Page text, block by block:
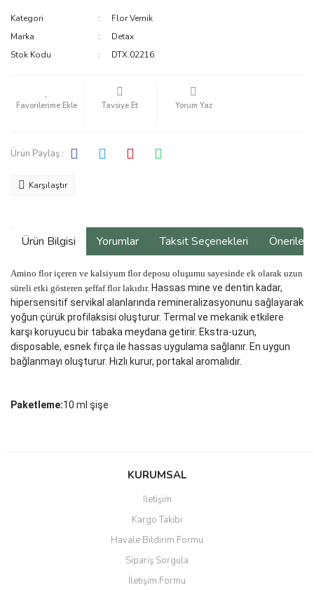
Kategori
Flor Vernik
Marka
Detax
Stok Kodu
DTX.02216
Tavsiye Et Yorum Yaz
Ürün Paylaş :
Karşılaştır
Ürün Bilgisi Yorumlar Taksit Seçenekleri
Amino flor içeren ve kalsiyum flor deposu oluşumu sayesinde ek olarak uzun
süreli etki gösteren şeffaf flor lakıdır. Hassas mine ve dentin kadar,
hipersensitif servikal alanlarında remineralizasyonunu sağlayarak
yoğun çürük profilaksisi oluşturur. Termal ve mekanik etkilere
karşı koruyucu bir tabaka meydana getirir. Ekstra-uzun,
disposable, esnek fırça ile hassas uygulama sağlanır. En uygun
bağlanmayı oluşturur. Hızlı kurur, portakal aromalıdır.
Paketleme:10 ml şişe
Bu ürüne ilk yorumu siz yapın!
Ürün resmi kalitesiz, bozuk veya görüntülenemiyor.
Ürün açıklamasında eksik bilgiler bulunuyor.
Ürün bilgilerinde hatalar bulunuyor.
Ürün fiyatı diğer sitelerden daha pahalı.
KURUMSAL
İletişim
Kargo Takibi
Havale Bildirim Formu
Sipariş Sorgula
İletişim Formu